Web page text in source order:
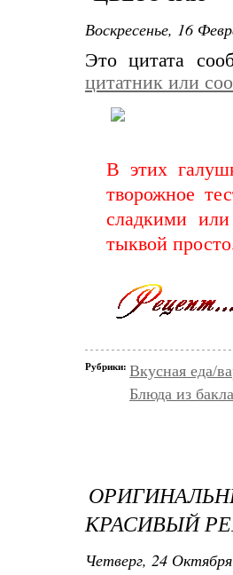
Воскресенье, 16
Это цитата
цитатник или
В этих
творожное
сладкими
тыквой
Рубрики: Вкусная еда/
Блюда из
КРАСИВЫЙ
Четверг, 24